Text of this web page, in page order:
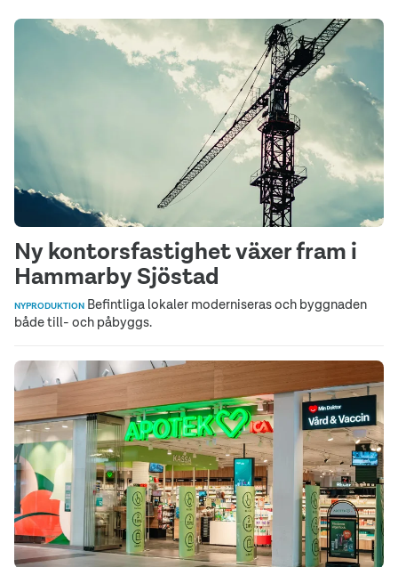
Ny kontorsfastighet växer fram i
Hammarby Sjöstad
NYPRODUKTION Befintliga lokaler moderniseras och byggnaden
både till- och påbyggs.